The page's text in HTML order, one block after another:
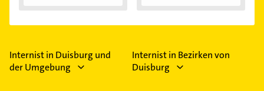
Internist in Duisburg und
der Umgebung
Internist in Bezirken von
Duisburg